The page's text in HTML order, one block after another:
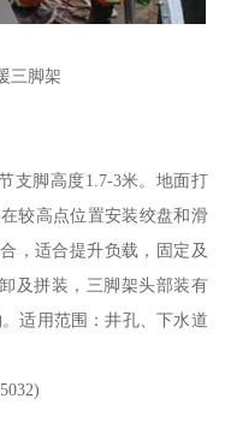
三脚架
支脚高度1.7-3米。地面打
较高点位置安装绞盘和滑
，适合提升负载，固定及
及拼装，三脚架头部装有
适用范围：井孔、下水道